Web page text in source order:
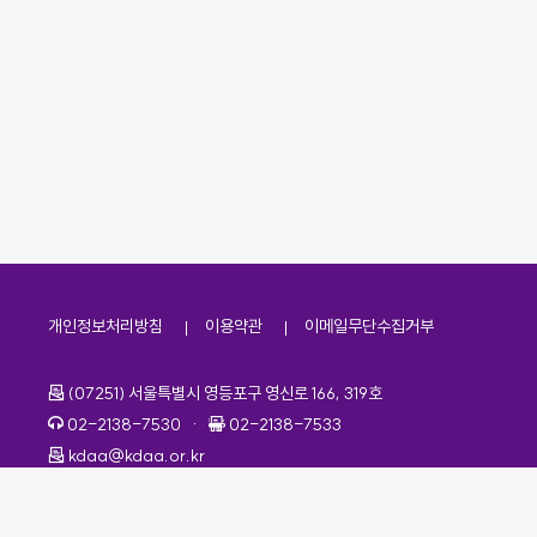
개인정보처리방침 이용약관 이메일무단수집거부
주소
(07251) 서울특별시 영등포구 영신로 166, 319호
전화번호
02-2138-7530 · 팩스번호
02-2138-7533
이메일
kdaa@kdaa.or.kr